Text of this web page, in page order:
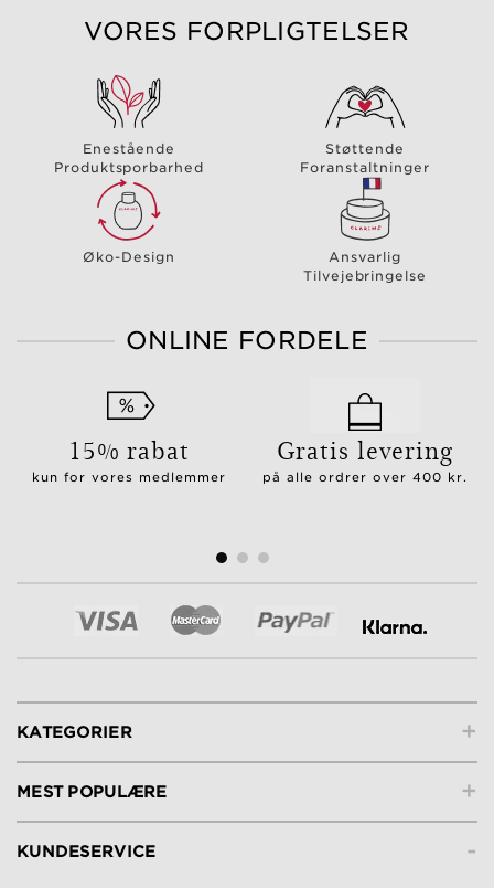
VORES FORPLIGTELSER
Enestående
Produktsporbarhed
Støttende
Foranstaltninger
Øko-Design
Ansvarlig
Tilvejebringelse
ONLINE FORDELE
15% rabat
kun for vores medlemmer
Gratis levering
på alle ordrer over 400 kr.
+
KATEGORIER
+
MEST POPULÆRE
-
KUNDESERVICE